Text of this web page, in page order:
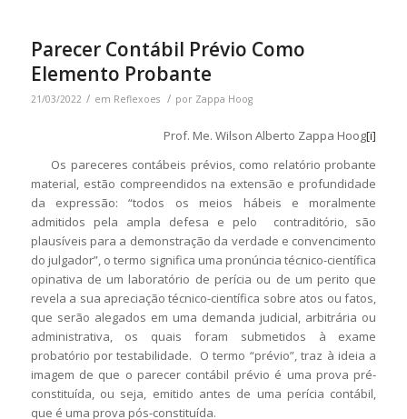
Parecer Contábil Prévio Como
Elemento Probante
21/03/2022 / em Reflexoes / por Zappa Hoog
Prof. Me. Wilson Alberto Zappa Hoog[i]
Os pareceres contábeis prévios, como relatório probante
material, estão compreendidos na extensão e profundidade
da expressão: “todos os meios hábeis e moralmente
admitidos pela ampla defesa e pelo contraditório, são
plausíveis para a demonstração da verdade e convencimento
do julgador”, o termo significa uma pronúncia técnico-científica
opinativa de um laboratório de perícia ou de um perito que
revela a sua apreciação técnico-científica sobre atos ou fatos,
que serão alegados em uma demanda judicial, arbitrária ou
administrativa, os quais foram submetidos à exame
probatório por testabilidade. O termo “prévio”, traz à ideia a
imagem de que o parecer contábil prévio é uma prova pré-
constituída, ou seja, emitido antes de uma perícia contábil,
que é uma prova pós-constituída.